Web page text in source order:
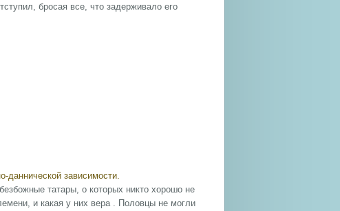
бросая все, что задерживало его
даннической зависимости.
татары, о которых никто хорошо не
и какая у них вера . Половцы не могли